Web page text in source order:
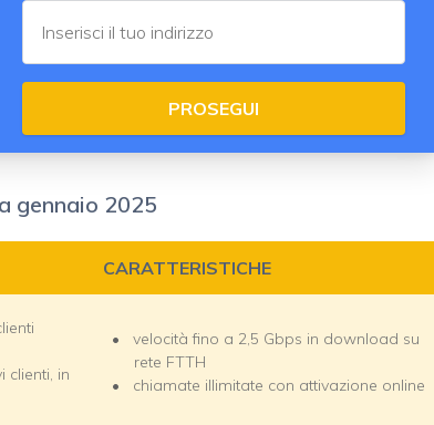
PROSEGUI
gennaio 2025
CARATTERISTICHE
clienti, in
velocità fino a 2,5 Gbps in download su
rete FTTH
chiamate illimitate con attivazione online